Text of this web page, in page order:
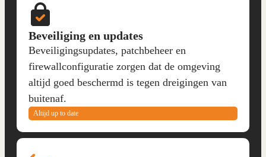
Beveiliging en updates
Beveiligingsupdates, patchbeheer en
firewallconfiguratie zorgen dat de omgeving
altijd goed beschermd is tegen dreigingen van
buitenaf.
Altijd up to date